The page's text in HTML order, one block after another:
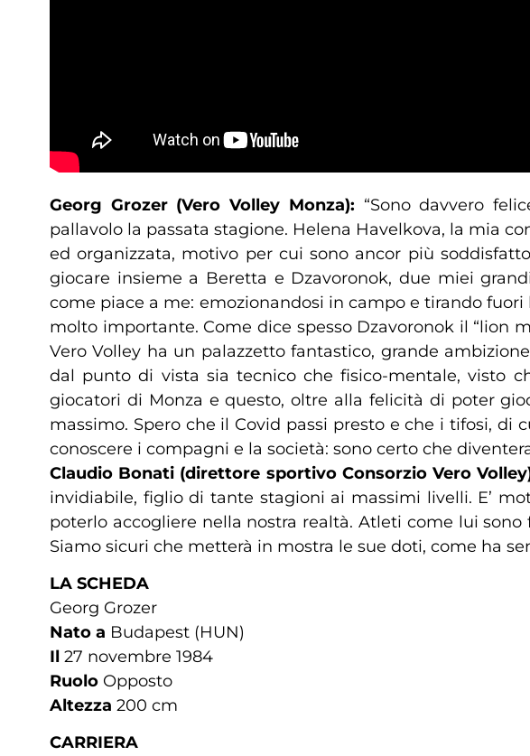
Georg Grozer (Vero Volley Monza): “Sono davvero
pallavolo la passata stagione. Helena Havelkova, la mia
ed organizzata, motivo per cui sono ancor più
giocare insieme a Beretta e Dzavoronok, due miei
come piace a me: emozionandosi in campo e tirando
molto importante. Come dice spesso Dzavoronok il “lion
Vero Volley ha un palazzetto fantastico, grande
dal punto di vista sia tecnico che fisico-mentale, visto
giocatori di Monza e questo, oltre alla felicità di poter
massimo. Spero che il Covid passi presto e che i tifosi, di
conoscere i compagni e la società: sono certo che
Claudio Bonati (direttore sportivo Consorzio Vero
invidiabile, figlio di tante stagioni ai massimi livelli. E’
poterlo accogliere nella nostra realtà. Atleti come lui
Siamo sicuri che metterà in mostra le sue doti, come ha
LA SCHEDA
Georg Grozer
Nato a Budapest (HUN)
Il 27 novembre 1984
Ruolo Opposto
Altezza 200 cm
CARRIERA